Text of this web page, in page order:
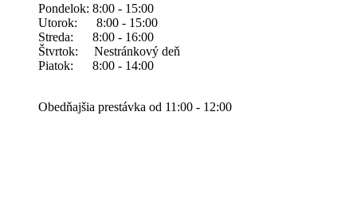
Pondelok: 8:00 - 15:00
Utorok: 8:00 - 15:00
Streda: 8:00 - 16:00
Štvrtok: Nestránkový deň
Piatok: 8:00 - 14:00
Obedňajšia prestávka od 11:00 - 12:00